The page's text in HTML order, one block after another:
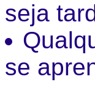
seja
se